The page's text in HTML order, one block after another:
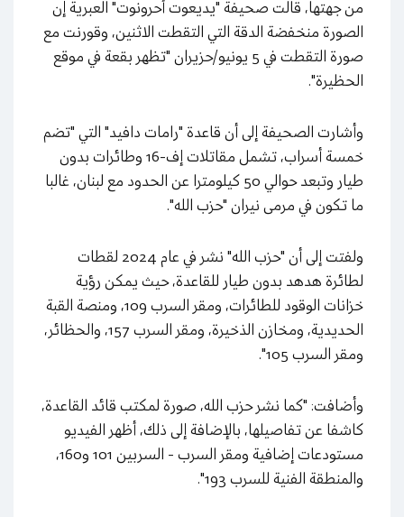
من جهتها، قالت صحيفة "يديعوت أحرونوت" العبرية إن
الصورة منخفضة الدقة التي التقطت الاثنين، وقورنت مع
صورة التقطت في 5 يونيو/حزيران "تظهر بقعة في موقع
الحظيرة".
وأشارت الصحيفة إلى أن قاعدة "رامات دافيد" التي "تضم
خمسة أسراب، تشمل مقاتلات إف-16 وطائرات بدون
طيار وتبعد حوالي 50 كيلومترا عن الحدود مع لبنان، غالبا
ما تكون في مرمى نيران "حزب الله".
ولفتت إلى أن "حزب الله" نشر في عام 2024 لقطات
لطائرة هدهد بدون طيار للقاعدة، حيث يمكن رؤية
خزانات الوقود للطائرات، ومقر السرب 109، ومنصة القبة
الحديدية، ومخازن الذخيرة، ومقر السرب 157، والحظائر،
ومقر السرب 105".
وأضافت: "كما نشر حزب الله، صورة لمكتب قائد القاعدة،
كاشفا عن تفاصيلها، بالإضافة إلى ذلك، أظهر الفيديو
مستودعات إضافية ومقر السرب - السربين 101 و160،
والمنطقة الفنية للسرب 193".